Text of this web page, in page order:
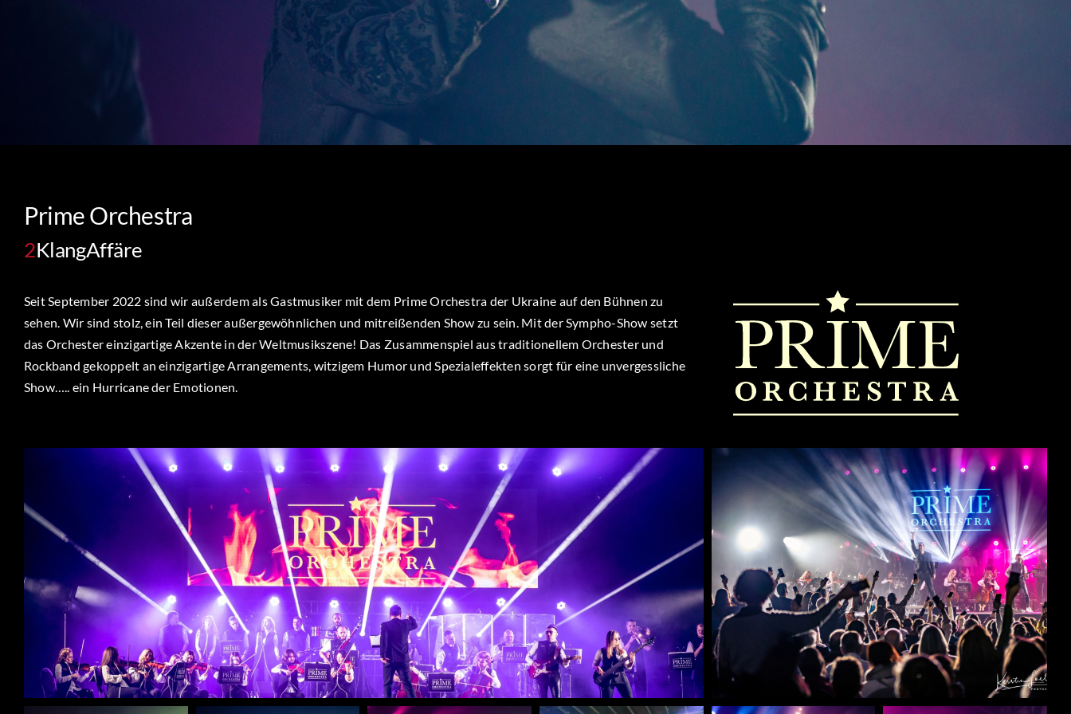
Prime Orchestra
2KlangAffäre
Seit September 2022 sind wir außerdem als Gastmusiker mit dem Prime Orchestra der Ukraine auf den Bühnen zu
sehen. Wir sind stolz, ein Teil dieser außergewöhnlichen und mitreißenden Show zu sein. Mit der Sympho-Show setzt
das Orchester einzigartige Akzente in der Weltmusikszene! Das Zusammenspiel aus traditionellem Orchester und
Rockband gekoppelt an einzigartige Arrangements, witzigem Humor und Spezialeffekten sorgt für eine unvergessliche
Show….. ein Hurricane der Emotionen.